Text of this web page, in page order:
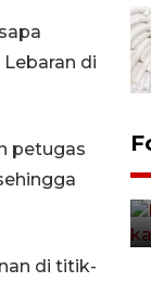
di
petugas
di titik-
api